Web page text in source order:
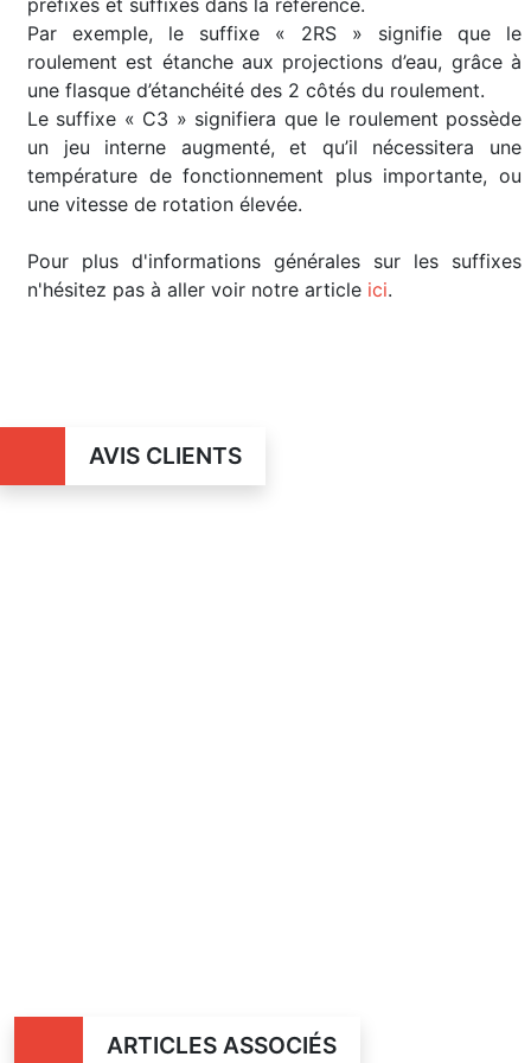
Par exemple, le suffixe « 2RS » signifie que le
roulement est étanche aux projections d’eau, grâce à
une flasque d’étanchéité des 2 côtés du roulement.
Le suffixe « C3 » signifiera que le roulement possède
un jeu interne augmenté, et qu’il nécessitera une
température de fonctionnement plus importante, ou
une vitesse de rotation élevée.
Pour plus d'informations générales sur les suffixes
n'hésitez pas à aller voir notre article ici.
AVIS CLIENTS
ARTICLES ASSOCIÉS